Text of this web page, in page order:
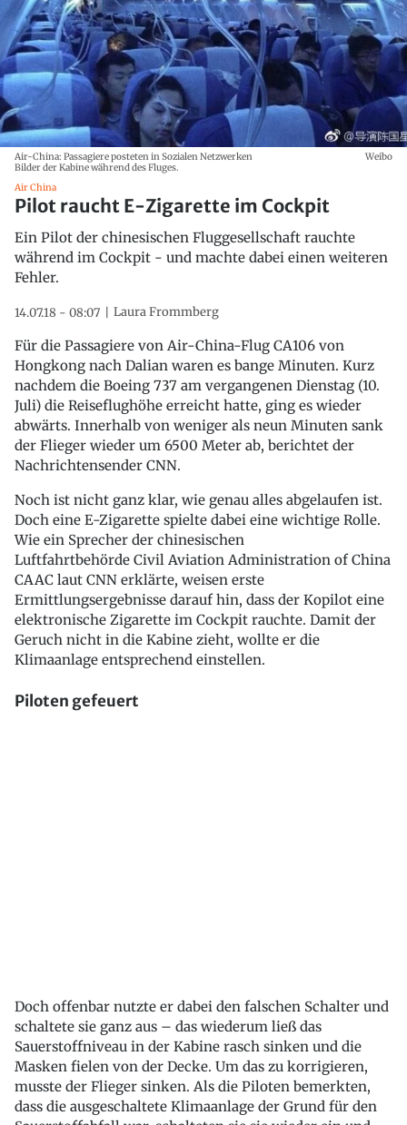
Air-China: Passagiere posteten in Sozialen Netzwerken
Bilder der Kabine während des Fluges.
Weibo
Air China
Pilot raucht E-Zigarette im Cockpit
Ein Pilot der chinesischen Fluggesellschaft rauchte
während im Cockpit - und machte dabei einen weiteren
Fehler.
14.07.18 - 08:07 Laura Frommberg
Für die Passagiere von Air-China-Flug CA106 von
Hongkong nach Dalian waren es bange Minuten. Kurz
nachdem die Boeing 737 am vergangenen Dienstag (10.
Juli) die Reiseflughöhe erreicht hatte, ging es wieder
abwärts. Innerhalb von weniger als neun Minuten sank
der Flieger wieder um 6500 Meter ab, berichtet der
Nachrichtensender CNN.
Noch ist nicht ganz klar, wie genau alles abgelaufen ist.
Doch eine E-Zigarette spielte dabei eine wichtige Rolle.
Wie ein Sprecher der chinesischen
Luftfahrtbehörde Civil Aviation Administration of China
CAAC laut CNN erklärte, weisen erste
Ermittlungsergebnisse darauf hin, dass der Kopilot eine
elektronische Zigarette im Cockpit rauchte. Damit der
Geruch nicht in die Kabine zieht, wollte er die
Klimaanlage entsprechend einstellen.
Piloten gefeuert
Doch offenbar nutzte er dabei den falschen Schalter und
schaltete sie ganz aus – das wiederum ließ das
Sauerstoffniveau in der Kabine rasch sinken und die
Masken fielen von der Decke. Um das zu korrigieren,
musste der Flieger sinken. Als die Piloten bemerkten,
dass die ausgeschaltete Klimaanlage der Grund für den